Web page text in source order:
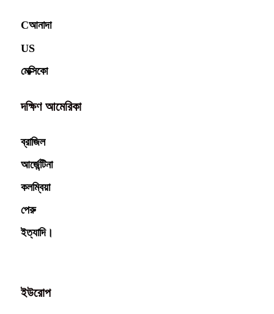
Cআনাদা
US
মেক্সিকো
দক্ষিণ আমেরিকা
ব্রাজিল
আর্জেন্টিনা
কলম্বিয়া
পেরু
ইত্যাদি।
ইউরোপ